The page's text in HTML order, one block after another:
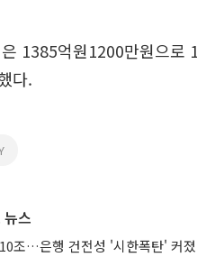
1385억원1200만원으
다.
스
조…은행 건전성 '시한폭탄' 커